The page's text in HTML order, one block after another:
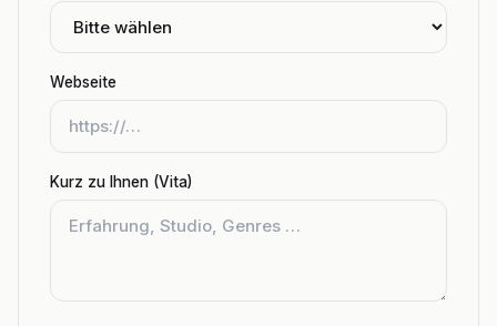
Webseite
Kurz zu Ihnen (Vita)